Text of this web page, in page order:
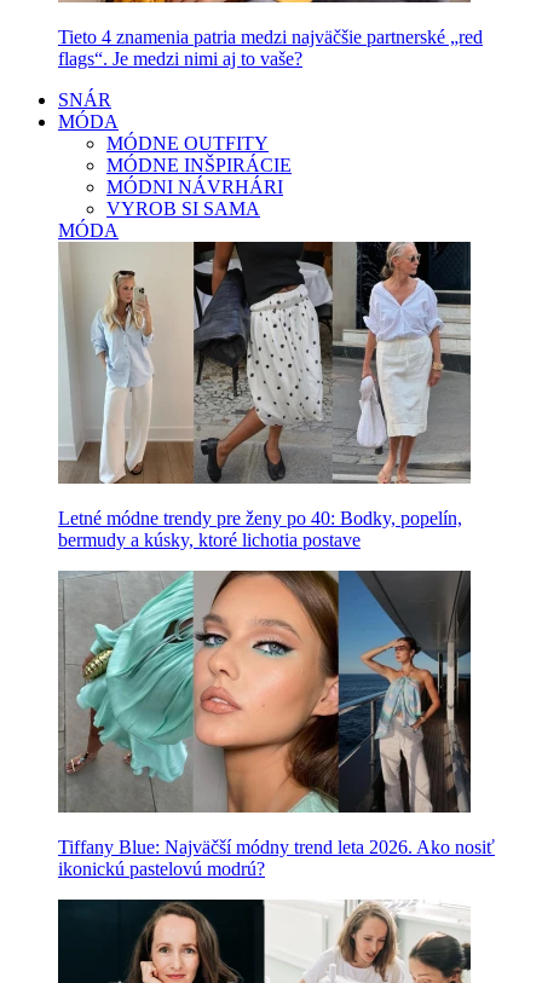
Tieto 4 znamenia patria medzi najväčšie partnerské „red
flags“. Je medzi nimi aj to vaše?
SNÁR
MÓDA
MÓDNE OUTFITY
MÓDNE INŠPIRÁCIE
MÓDNI NÁVRHÁRI
VYROB SI SAMA
MÓDA
Letné módne trendy pre ženy po 40: Bodky, popelín,
bermudy a kúsky, ktoré lichotia postave
Tiffany Blue: Najväčší módny trend leta 2026. Ako nosiť
ikonickú pastelovú modrú?